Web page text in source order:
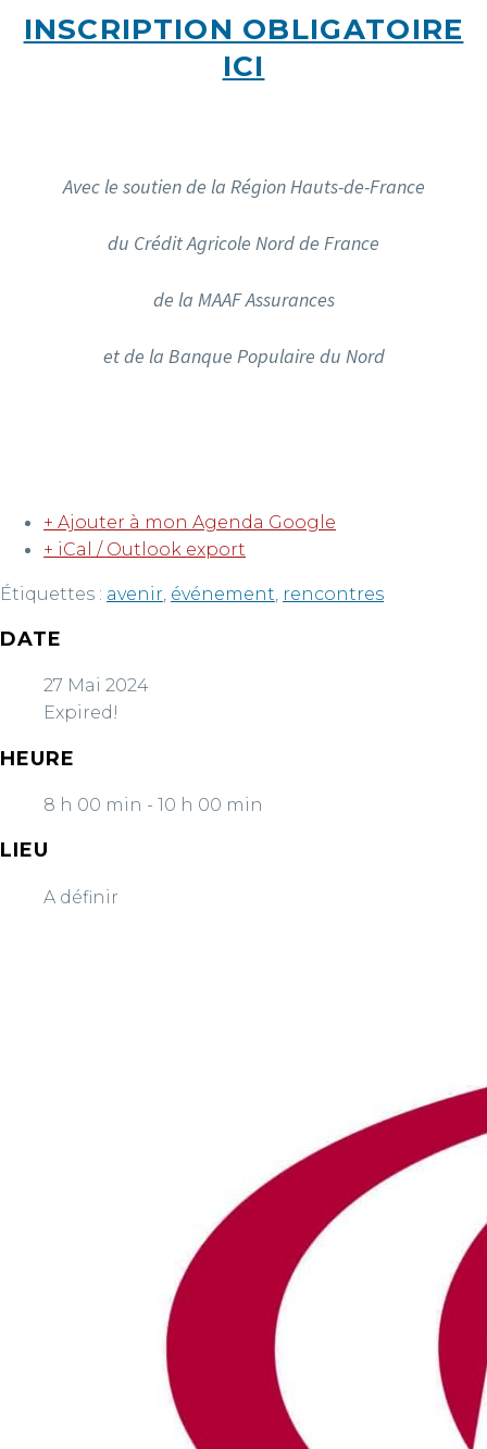
INSCRIPTION OBLIGATOIRE
ICI
Avec le soutien de la Région Hauts-de-France
du Crédit Agricole Nord de France
de la MAAF Assurances
et de la Banque Populaire du Nord
+ Ajouter à mon Agenda Google
+ iCal / Outlook export
Étiquettes : avenir événement rencontres
DATE
27 Mai 2024
Expired!
HEURE
8 h 00 min - 10 h 00 min
LIEU
A définir